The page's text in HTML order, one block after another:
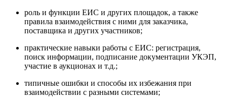
роль и функции ЕИС и других площадок, а также
правила взаимодействия с ними для заказчика,
поставщика и других участников;
практические навыки работы с ЕИС: регистрация,
поиск информации, подписание документации УКЭП,
участие в аукционах и т.д.;
типичные ошибки и способы их избежания при
взаимодействии с разными системами;